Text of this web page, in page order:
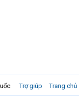
Trợ giúp Trang chủ